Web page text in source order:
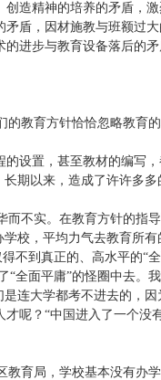
造精神的培养的矛盾，
盾，因材施教与班额过大
进步与教育设备落后的矛
的教育方针恰恰忽略教育
设置，甚至教材的编写，
期以来，造成了许许多多
而不实。在教育方针的指
校，平均力气去教育所有
不到真正的、高水平的“
“全面平庸”的怪圈中去。
连大学都考不进去的，因
呢？“中国进入了一个没
育局，学校基本没有办学